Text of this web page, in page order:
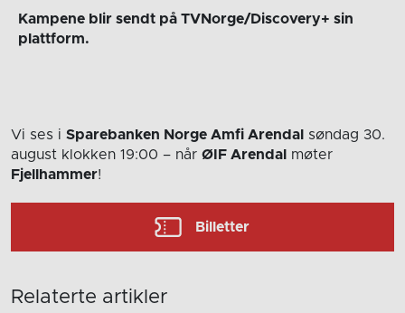
Kampene blir sendt på TVNorge/Discovery+ sin
plattform.
Vi ses i Sparebanken Norge Amfi Arendal
søndag 30.
august klokken 19:00 – når ØIF Arendal
møter
Fjellhammer!
Billetter
Relaterte artikler